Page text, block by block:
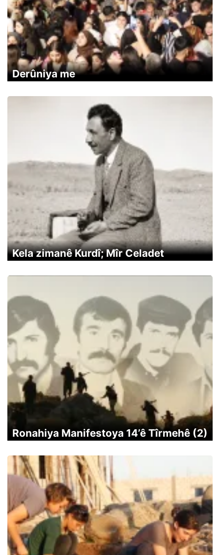
Derûniya me
Kela zimanê Kurdî; Mîr Celadet
Ronahiya Manifestoya 14’ê Tîrmehê (2)